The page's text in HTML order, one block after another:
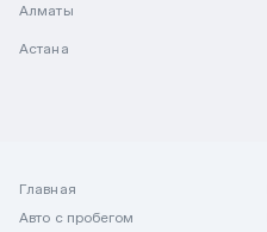
Алматы
Астана
Главная
Авто с пробегом